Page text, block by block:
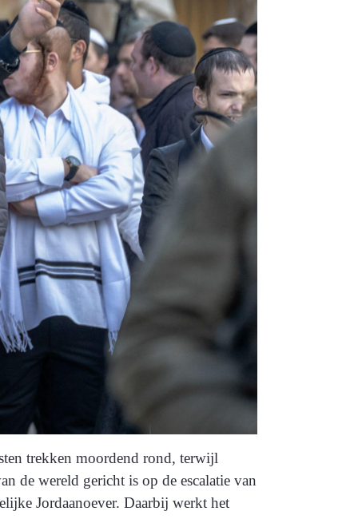
trekken moordend rond, terwijl
de wereld gericht is op de escalatie van
Jordaanoever. Daarbij werkt het